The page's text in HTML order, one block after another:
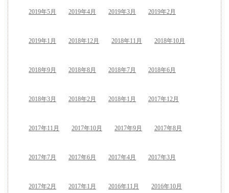
2019年5月 2019年4月 2019年3月 2019年2月
2019年1月 2018年12月 2018年11月 2018年10月
2018年9月 2018年8月 2018年7月 2018年6月
2018年3月 2018年2月 2018年1月 2017年12月
2017年11月 2017年10月 2017年9月 2017年8月
2017年7月 2017年6月 2017年4月 2017年3月
2017年2月 2017年1月 2016年11月 2016年10月